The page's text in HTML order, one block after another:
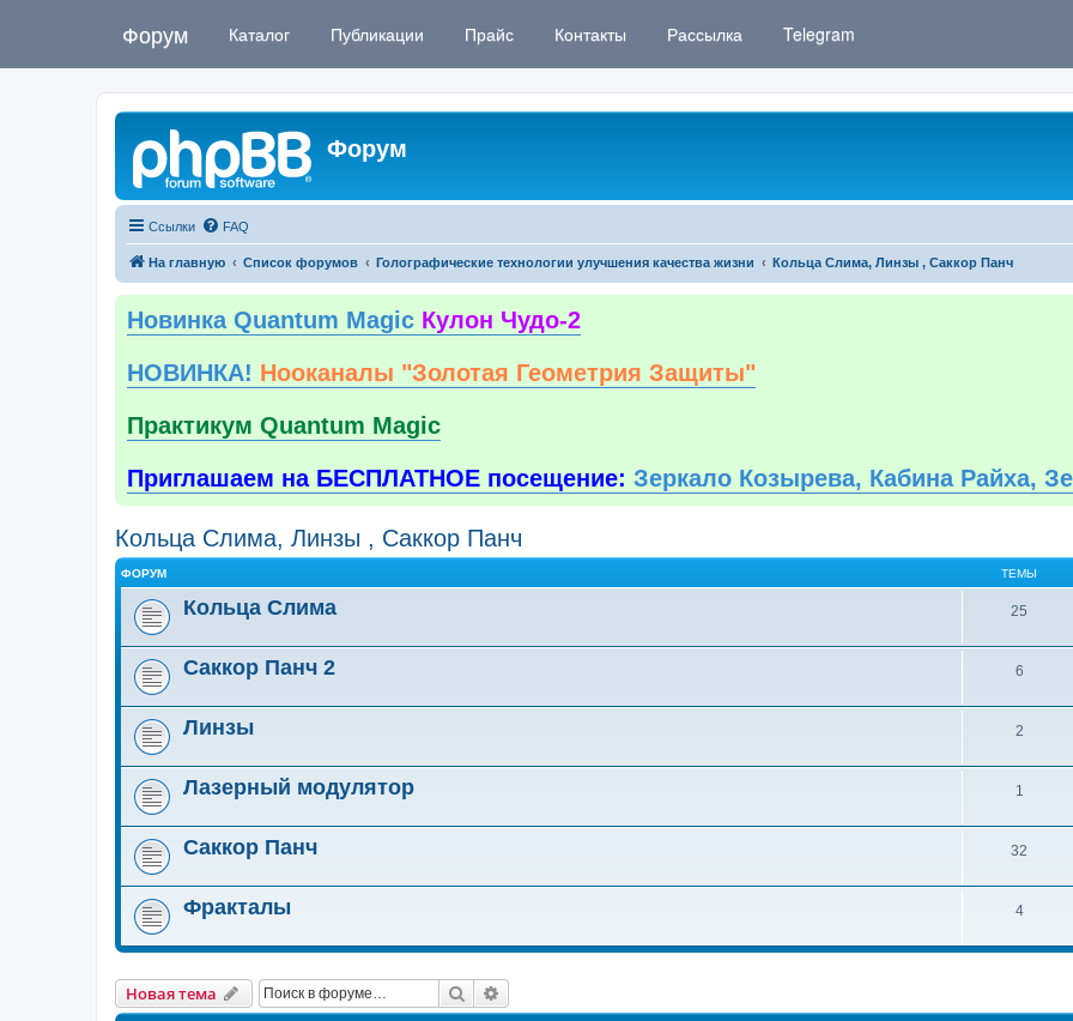
Форум Каталог Публикации Прайс Контакты Рассылка Telegram
Форум
Ссылки FAQ
На главную Список форумов Голографические технологии улучшения качества жизни Кольца Слима, Линзы , Саккор Панч
Новинка Quantum Magic Кулон Чудо-2
НОВИНКА! Нооканалы "Золотая Геометрия Защиты"
Практикум Quantum Magic
Приглашаем на БЕСПЛАТНОЕ посещение: Зеркало Козырева, Кабина Райха,
Кольца Слима, Линзы , Саккор Панч
ФОРУМ ТЕМЫ
Кольца Слима 25
Саккор Панч 2 6
Линзы 2
Лазерный модулятор 1
Саккор Панч 32
Фракталы 4
Новая тема Поиск